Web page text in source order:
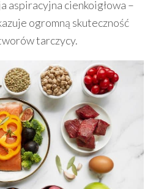
aspiracyjna cienkoigłowa –
ogromną skuteczność
tarczycy.